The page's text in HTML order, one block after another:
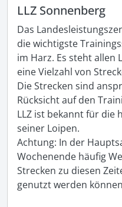
LLZ Sonnenberg
Das
die wichtigste
im Harz. Es steht
eine Vielzahl von
Die Strecken sind
Rücksicht auf den
LLZ ist bekannt für die
seiner Loipen.
Achtung: In der
Wochenende häufig
Strecken zu diesen
genutzt werden